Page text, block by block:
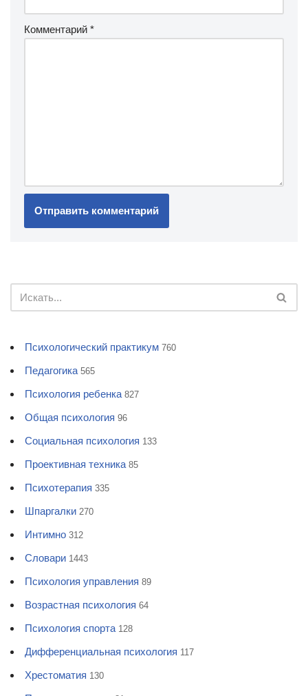
Комментарий *
Психологический практикум 760
Педагогика 565
Психология ребенка 827
Общая психология 96
Социальная психология 133
Проективная техника 85
Психотерапия 335
Шпаргалки 270
Интимно 312
Словари 1443
Психология управления 89
Возрастная психология 64
Психология спорта 128
Дифференциальная психология 117
Хрестоматия 130